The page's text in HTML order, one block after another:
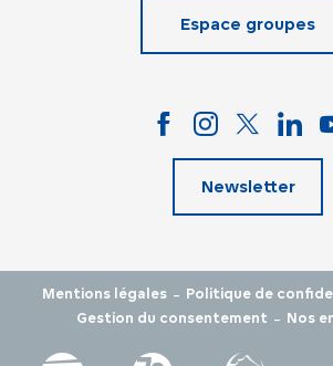
Espace groupes
Newsletter
Mentions légales - Politique de
Gestion du consentement - Nos